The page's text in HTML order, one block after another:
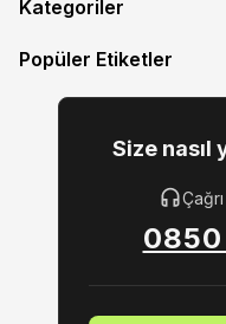
Kategoriler
Popüler Etiketler
Size nasıl